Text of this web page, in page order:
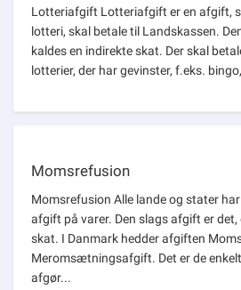
Lotteriafgift Lotteriafgift er en afgift,
lotteri, skal betale til Landskassen.
kaldes en indirekte skat. Der skal
lotterier, der har gevinster, f.eks.
Momsrefusion
Momsrefusion Alle lande og stater
afgift på varer. Den slags afgift er det,
skat. I Danmark hedder afgiften
Meromsætningsafgift. Det er de
afgør...